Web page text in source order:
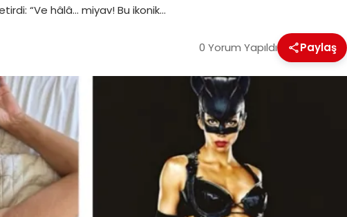
“Ve hâlâ… miyav! Bu ikonik…
0 Yorum Yapıldı Paylaş